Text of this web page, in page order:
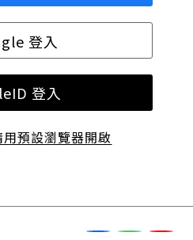
登入
登入
用預設瀏覽器開啟